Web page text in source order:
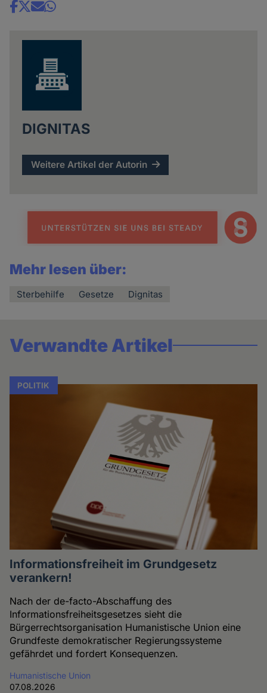
Share
DIGNITAS
Weitere Artikel der Autorin
Mehr lesen über:
Sterbehilfe Gesetze Dignitas
Verwandte Artikel
POLITIK
Informationsfreiheit im Grundgesetz
verankern!
Nach der de-facto-Abschaffung des
Informationsfreiheitsgesetzes sieht die
Bürgerrechtsorganisation Humanistische Union eine
Grundfeste demokratischer Regierungssysteme
gefährdet und fordert Konsequenzen.
Humanistische Union
07.08.2026